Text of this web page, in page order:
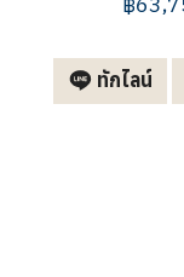
ทักไลน์